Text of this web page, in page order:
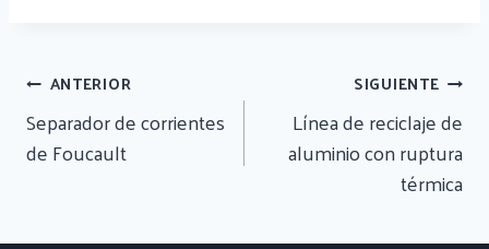
Navegación
De
Entradas
ANTERIOR
Separador de corrientes
de Foucault
SIGUIENTE
Línea de reciclaje de
aluminio con ruptura
térmica